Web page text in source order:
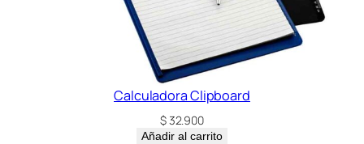
Calculadora Clipboard
$32.900
Añadir al carrito